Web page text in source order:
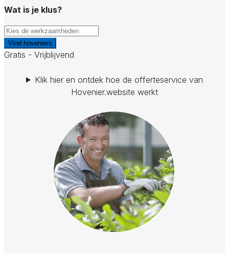
Wat is je klus?
Vind hoveniers
Gratis - Vrijblijvend
Klik hier en ontdek hoe de offerteservice van
Hovenier.website werkt